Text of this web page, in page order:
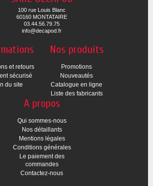
100 rue Louis Blanc
60160 MONTATAIRE
03.44.56.79.75
info@decapod.fr
et retours
sécurisé
du site
Nos produits
Promotions
Nouveautés
Catalogue en ligne
Liste des fabricants
A propos
Qui sommes-nous
Nos détaillants
Mentions légales
Conditions générales
Le paiement des
commandes
Contactez-nous